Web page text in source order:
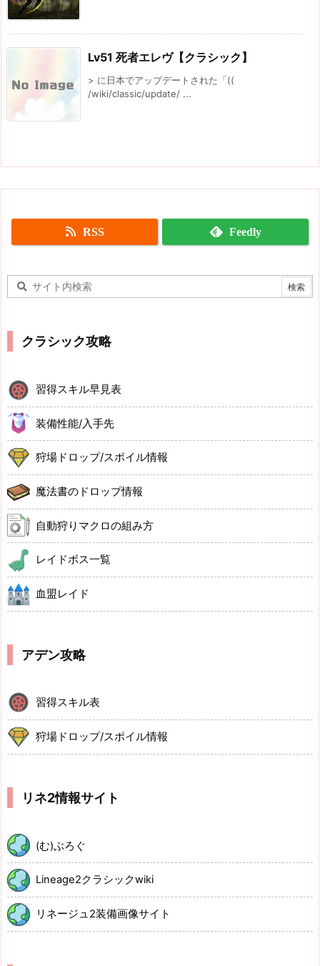
Lv51 死者エレヴ【クラシック】
> に日本でアップデートされた「((
/wiki/classic/update/ ...
RSS Feedly
クラシック攻略
習得スキル早見表
装備性能/入手先
狩場ドロップ/スポイル情報
魔法書のドロップ情報
自動狩りマクロの組み方
レイドボス一覧
血盟レイド
アデン攻略
習得スキル表
狩場ドロップ/スポイル情報
リネ2情報サイト
(む)ぶろぐ
Lineage2クラシックwiki
リネージュ2装備画像サイト